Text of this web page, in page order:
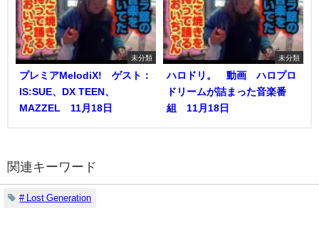
未分類
プレミアMelodiX! ゲスト：
IS:SUE、DX TEEN、
MAZZEL 11月18日
未分類
ハロドリ。 動画 ハロプロ
ドリームが詰まった音楽番
組 11月18日
関連キーワード
# Lost Generation